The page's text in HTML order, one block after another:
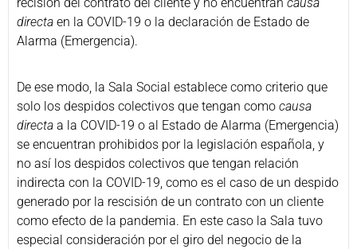
directa en la COVID-19 o la declaración de Estado de
Alarma (Emergencia).
De ese modo, la Sala Social establece como criterio que
solo los despidos colectivos que tengan como causa
directa a la COVID-19 o al Estado de Alarma (Emergencia)
se encuentran prohibidos por la legislación española, y
no así los despidos colectivos que tengan relación
indirecta con la COVID-19, como es el caso de un despido
generado por la rescisión de un contrato con un cliente
como efecto de la pandemia. En este caso la Sala tuvo
especial consideración por el giro del negocio de la